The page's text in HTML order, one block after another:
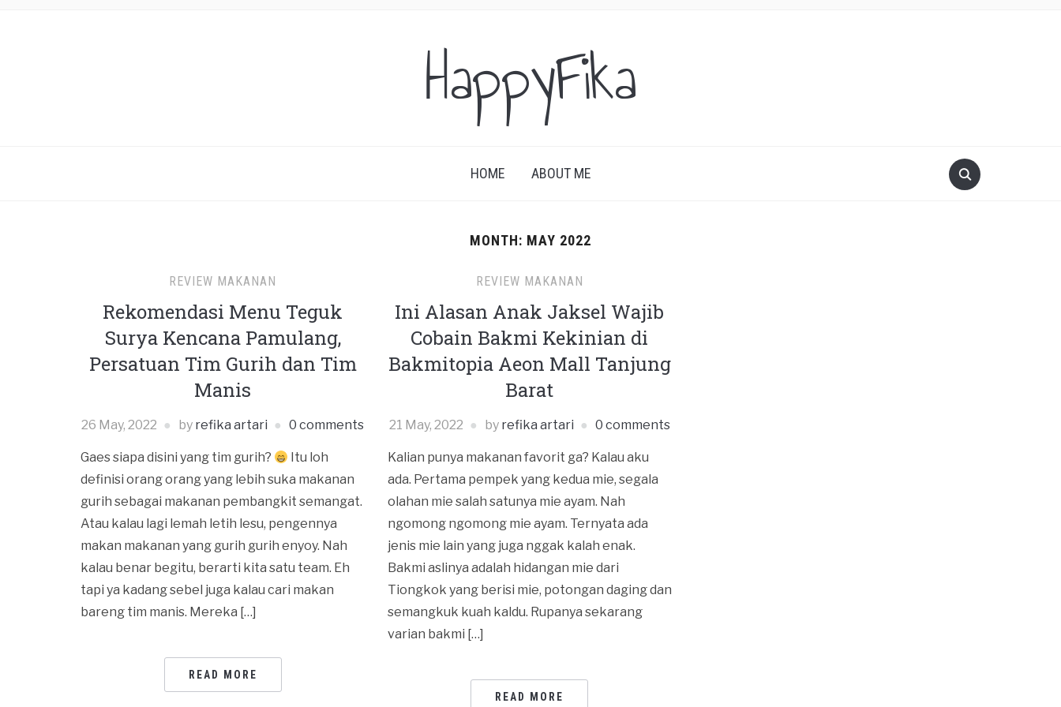
HappyFika
HOME ABOUT ME
MONTH: MAY 2022
REVIEW MAKANAN
Rekomendasi Menu Teguk
Surya Kencana Pamulang,
Persatuan Tim Gurih dan Tim
Manis
26 May, 2022 by refika artari 0 comments
Gaes siapa disini yang tim gurih?
Itu loh
definisi orang orang yang lebih suka makanan
gurih sebagai makanan pembangkit semangat.
Atau kalau lagi lemah letih lesu, pengennya
makan makanan yang gurih gurih enyoy. Nah
kalau benar begitu, berarti kita satu team. Eh
tapi ya kadang sebel juga kalau cari makan
bareng tim manis. Mereka […]
READ MORE
REVIEW MAKANAN
Ini Alasan Anak Jaksel Wajib
Cobain Bakmi Kekinian di
Bakmitopia Aeon Mall Tanjung
Barat
21 May, 2022 by refika artari 0 comments
Kalian punya makanan favorit ga? Kalau aku
ada. Pertama pempek yang kedua mie, segala
olahan mie salah satunya mie ayam. Nah
ngomong ngomong mie ayam. Ternyata ada
jenis mie lain yang juga nggak kalah enak.
Bakmi aslinya adalah hidangan mie dari
Tiongkok yang berisi mie, potongan daging dan
semangkuk kuah kaldu. Rupanya sekarang
varian bakmi […]
READ MORE